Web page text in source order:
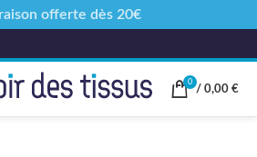
0
/ 0,00 €
offerte dès 20€